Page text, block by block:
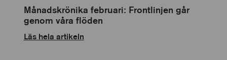
Månadskrönika februari: Frontlinjen går
genom våra flöden
Läs hela artikeln